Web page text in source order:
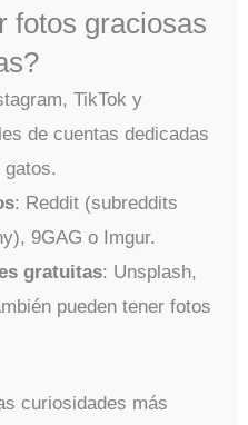
fotos graciosas
TikTok y
de cuentas dedicadas
: Reddit (subreddits
9GAG o Imgur.
gratuitas: Unsplash,
pueden tener fotos
curiosidades más